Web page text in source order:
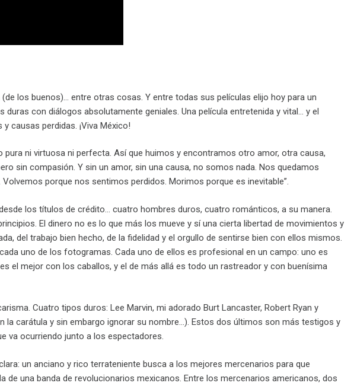
los buenos)… entre otras cosas. Y entre todas sus películas elijo hoy para un
con diálogos absolutamente geniales. Una película entretenida y vital… y el
causas perdidas. ¡Viva México!
pura ni virtuosa ni perfecta. Así que huimos y encontramos otro amor, otra causa,
sin compasión. Y sin un amor, sin una causa, no somos nada. Nos quedamos
porque nos sentimos perdidos. Morimos porque es inevitable”.
los títulos de crédito… cuatro hombres duros, cuatro románticos, a su manera.
El dinero no es lo que más los mueve y sí una cierta libertad de movimientos y
del trabajo bien hecho, de la fidelidad y el orgullo de sentirse bien con ellos mismos.
uno de los fotogramas. Cada uno de ellos es profesional en un campo: uno es
el mejor con los caballos, y el de más allá es todo un rastreador y con buenísima
Cuatro tipos duros: Lee Marvin, mi adorado Burt Lancaster, Robert Ryan y
la carátula y sin embargo ignorar su nombre…). Estos dos últimos son más testigos y
va ocurriendo junto a los espectadores.
un anciano y rico terrateniente busca a los mejores mercenarios para que
de una banda de revolucionarios mexicanos. Entre los mercenarios americanos, dos